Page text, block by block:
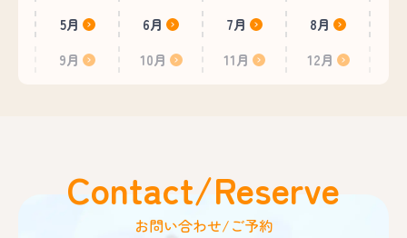
5月
6月 7月
8月
9月
10月 11月 12月
Contact/Reserve
お問い合わせ/ご予約